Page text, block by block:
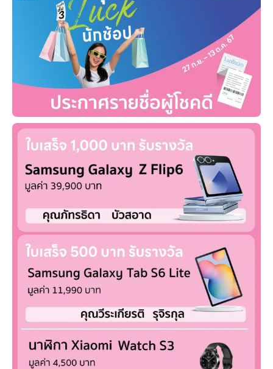
Superstores
F-MEMBER
Events & Promotions
Tourist
WHAT’S NEW
Directory
Services
Future City
About Us
Tenant
CAREER
Job Position
Employment Application